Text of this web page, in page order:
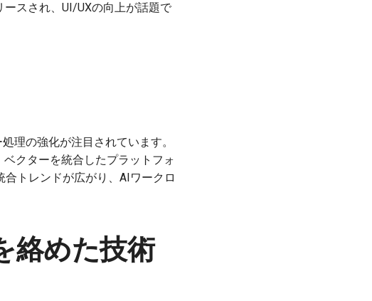
スされ、UI/UXの向上が話題で
理の強化が注目されています。
クターを統合したプラットフォ
トレンドが広がり、AIワークロ
絡めた技術